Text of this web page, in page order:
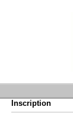
Inscription